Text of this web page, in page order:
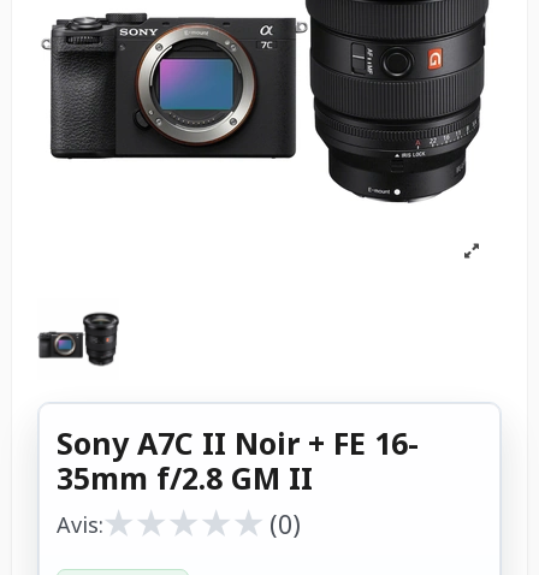
Sony A7C II Noir + FE 16-
35mm f/2.8 GM II
Avis:★
★★
★★
★★
★★
★ (0)